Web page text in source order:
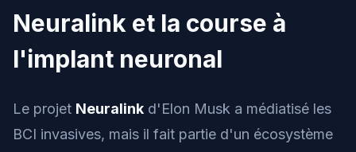
Neuralink et la course à
l'implant neuronal
Le projet Neuralink d'Elon Musk a médiatisé les
BCI invasives, mais il fait partie d'un écosystème